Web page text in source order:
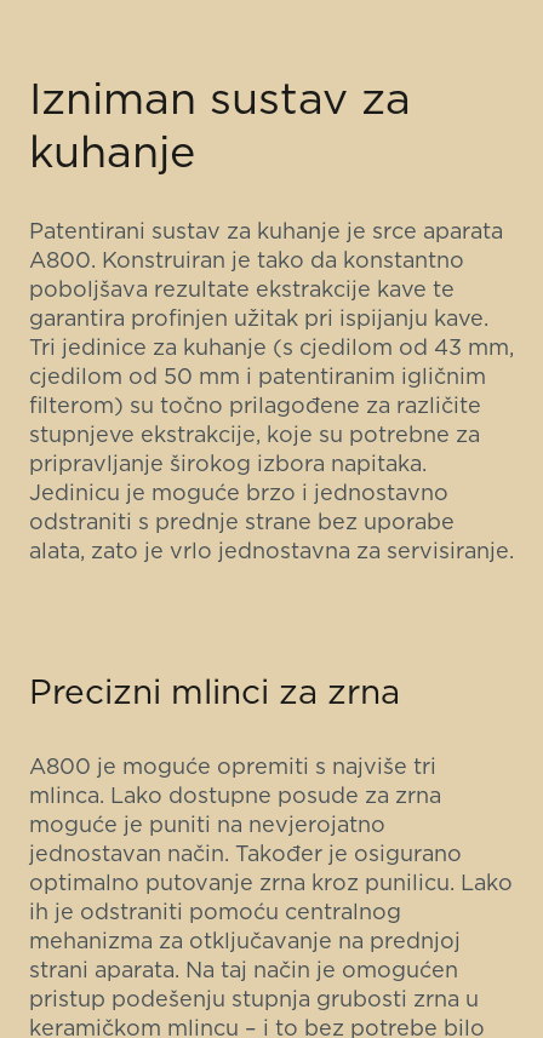
Izniman sustav za
kuhanje
Patentirani sustav za kuhanje je srce aparata
A800. Konstruiran je tako da konstantno
poboljšava rezultate ekstrakcije kave te
garantira profinjen užitak pri ispijanju kave.
Tri jedinice za kuhanje (s cjedilom od 43 mm,
cjedilom od 50 mm i patentiranim igličnim
filterom) su točno prilagođene za različite
stupnjeve ekstrakcije, koje su potrebne za
pripravljanje širokog izbora napitaka.
Jedinicu je moguće brzo i jednostavno
odstraniti s prednje strane bez uporabe
alata, zato je vrlo jednostavna za servisiranje.
Precizni mlinci za zrna
A800 je moguće opremiti s najviše tri
mlinca. Lako dostupne posude za zrna
moguće je puniti na nevjerojatno
jednostavan način. Također je osigurano
optimalno putovanje zrna kroz punilicu. Lako
ih je odstraniti pomoću centralnog
mehanizma za otključavanje na prednjoj
strani aparata. Na taj način je omogućen
pristup podešenju stupnja grubosti zrna u
keramičkom mlincu – i to bez potrebe bilo